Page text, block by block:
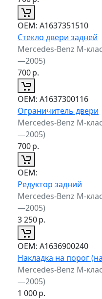
ОЕМ: A1637351510
Стекло двери задней
Mercedes-Benz M-
—2005)
700р.
ОЕМ: A1637300116
Ограничитель двери
Mercedes-Benz M-
—2005)
700р.
ОЕМ:
Редуктор задний
Mercedes-Benz M-
—2005)
3 250р.
ОЕМ: A1636900240
Накладка на порог
Mercedes-Benz M-
—2005)
1 000р.